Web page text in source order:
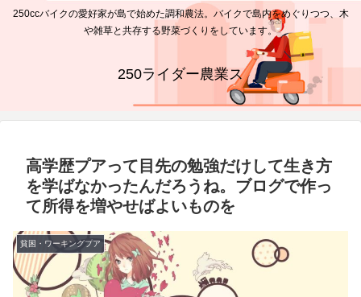
250ccバイクの愛好家が島で始めた調和農法。バイクで島内をめぐりつつ、木
や雑草と共存する野菜づくりをしています。
250ライダー農業ス
高学歴プアって目先の勉強だけして生き方
を学ばなかったんだろうね。ブログで作っ
て所得を増やせばよいものを
貧困・ワーキングプア